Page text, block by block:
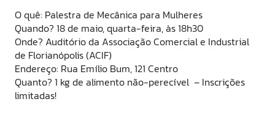
O quê: Palestra de Mecânica para Mulheres
Quando? 18 de maio, quarta-feira, às 18h30
Onde? Auditório da Associação Comercial e Industrial
de Florianópolis (ACIF)
Endereço: Rua Emílio Bum, 121 Centro
Quanto? 1 kg de alimento não-perecível – Inscrições
limitadas!